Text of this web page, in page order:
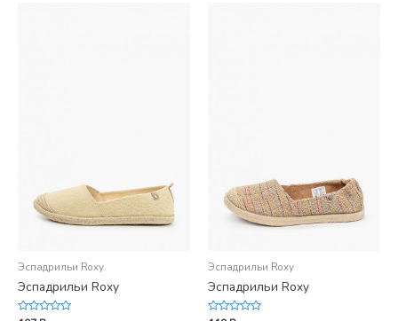
Эспадрильи Roxy
Эспадрильи Roxy
Эспадрильи Roxy
Эспадрильи Roxy